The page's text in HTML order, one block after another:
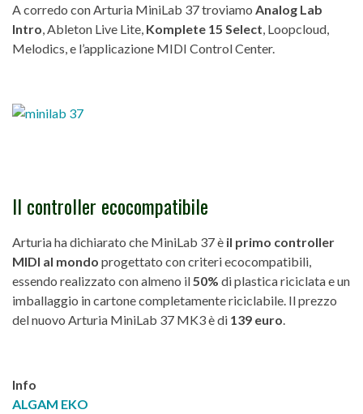
A corredo con Arturia MiniLab 37 troviamo Analog Lab
Intro, Ableton Live Lite, Komplete 15 Select, Loopcloud,
Melodics, e l’applicazione MIDI Control Center.
Il controller ecocompatibile
Arturia ha dichiarato che MiniLab 37 è il primo controller
MIDI al mondo progettato con criteri ecocompatibili,
essendo realizzato con almeno il50% di plastica riciclata e un
imballaggio in cartone completamente riciclabile. Il prezzo
del nuovo Arturia MiniLab 37 MK3 è di 139 euro.
Info
ALGAM EKO